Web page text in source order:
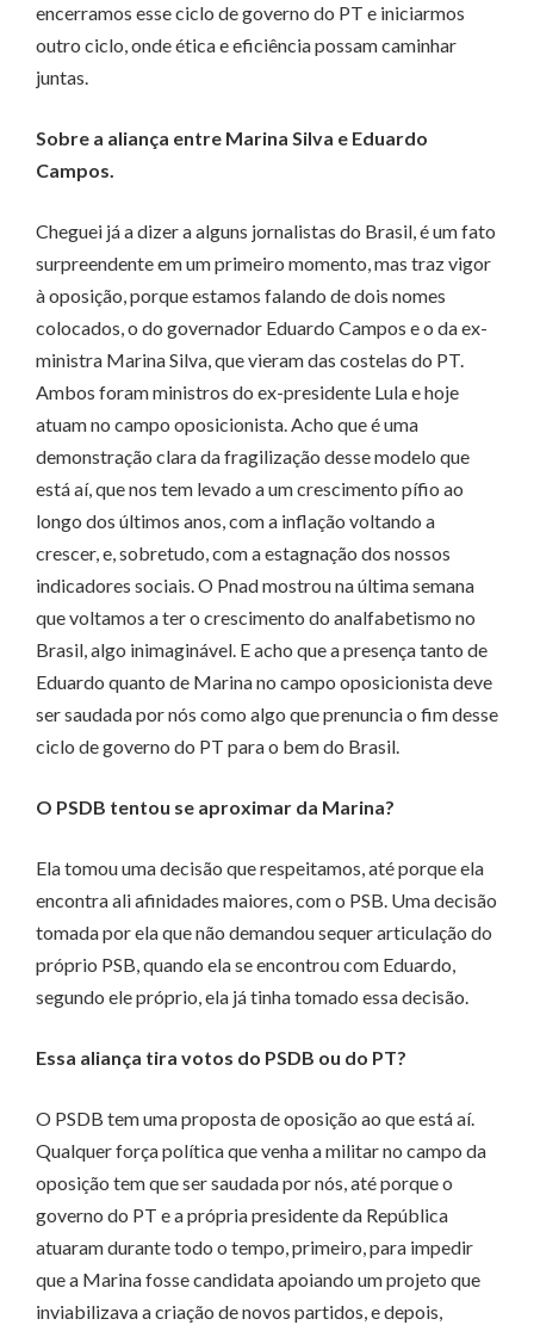
encerramos esse ciclo de governo do PT e iniciarmos
outro ciclo, onde ética e eficiência possam caminhar
juntas.
Sobre a aliança entre Marina Silva e Eduardo
Campos.
Cheguei já a dizer a alguns jornalistas do Brasil, é um fato
surpreendente em um primeiro momento, mas traz vigor
à oposição, porque estamos falando de dois nomes
colocados, o do governador Eduardo Campos e o da ex-
ministra Marina Silva, que vieram das costelas do PT.
Ambos foram ministros do ex-presidente Lula e hoje
atuam no campo oposicionista. Acho que é uma
demonstração clara da fragilização desse modelo que
está aí, que nos tem levado a um crescimento pífio ao
longo dos últimos anos, com a inflação voltando a
crescer, e, sobretudo, com a estagnação dos nossos
indicadores sociais. O Pnad mostrou na última semana
que voltamos a ter o crescimento do analfabetismo no
Brasil, algo inimaginável. E acho que a presença tanto de
Eduardo quanto de Marina no campo oposicionista deve
ser saudada por nós como algo que prenuncia o fim desse
ciclo de governo do PT para o bem do Brasil.
O PSDB tentou se aproximar da Marina?
Ela tomou uma decisão que respeitamos, até porque ela
encontra ali afinidades maiores, com o PSB. Uma decisão
tomada por ela que não demandou sequer articulação do
próprio PSB, quando ela se encontrou com Eduardo,
segundo ele próprio, ela já tinha tomado essa decisão.
Essa aliança tira votos do PSDB ou do PT?
O PSDB tem uma proposta de oposição ao que está aí.
Qualquer força política que venha a militar no campo da
oposição tem que ser saudada por nós, até porque o
governo do PT e a própria presidente da República
atuaram durante todo o tempo, primeiro, para impedir
que a Marina fosse candidata apoiando um projeto que
inviabilizava a criação de novos partidos, e depois,